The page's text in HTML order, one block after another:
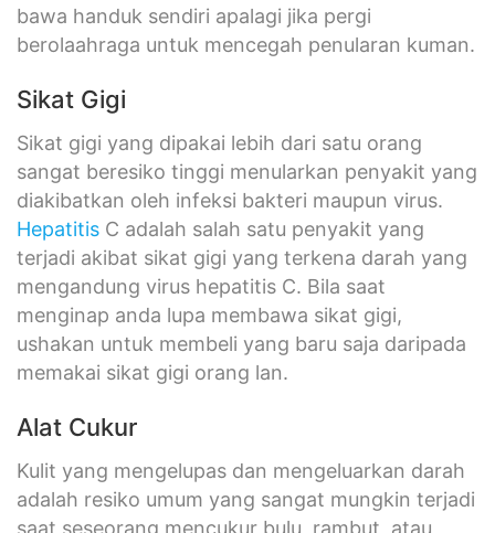
bawa handuk sendiri apalagi jika pergi
berolaahraga untuk mencegah penularan kuman.
Sikat Gigi
Sikat gigi yang dipakai lebih dari satu orang
sangat beresiko tinggi menularkan penyakit yang
diakibatkan oleh infeksi bakteri maupun virus.
Hepatitis C adalah salah satu penyakit yang
terjadi akibat sikat gigi yang terkena darah yang
mengandung virus hepatitis C. Bila saat
menginap anda lupa membawa sikat gigi,
ushakan untuk membeli yang baru saja daripada
memakai sikat gigi orang lan.
Alat Cukur
Kulit yang mengelupas dan mengeluarkan darah
adalah resiko umum yang sangat mungkin terjadi
saat seseorang mencukur bulu, rambut, atau